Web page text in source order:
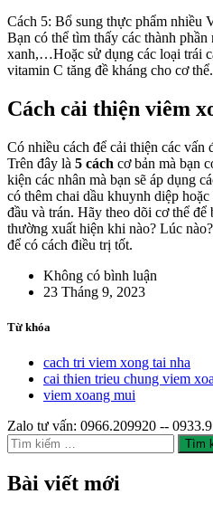
Cách 5: Bổ sung thực phẩm nhiều
Bạn có thể tìm thấy các thành phần
xanh,…Hoặc sử dụng các loại trái
vitamin C tăng đề kháng cho cơ thể.
Cách cải thiện viêm
Có nhiều cách để cải thiện các vấn
Trên đây là 5 cách cơ bản mà bạn
kiện các nhân mà bạn sẽ áp dụng
có thêm chai dầu khuynh diệp
đầu và trán. Hãy theo dõi cơ thể
thường xuất hiện khi nào? Lúc
để có cách điều trị tốt.
Không có bình luận
23 Tháng 9, 2023
Từ khóa
cach tri viem xong tai nha
cai thien trieu chung viem
viem xoang mui
Zalo tư vấn: 0966.209920 --
Tìm
kiếm
cho:
Bài viết mới